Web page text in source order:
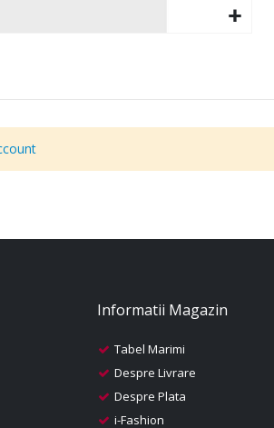
Informatii Magazin
Tabel Marimi
Despre Livrare
Despre Plata
i-Fashion